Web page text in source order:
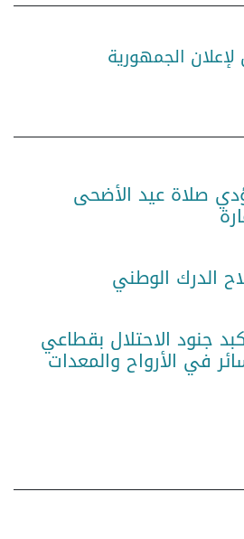
الجمهورية
صلاة عيد الأضحى
الدرك الوطني
جنود الاحتلال بقطاعي
في الأرواح والمعدات